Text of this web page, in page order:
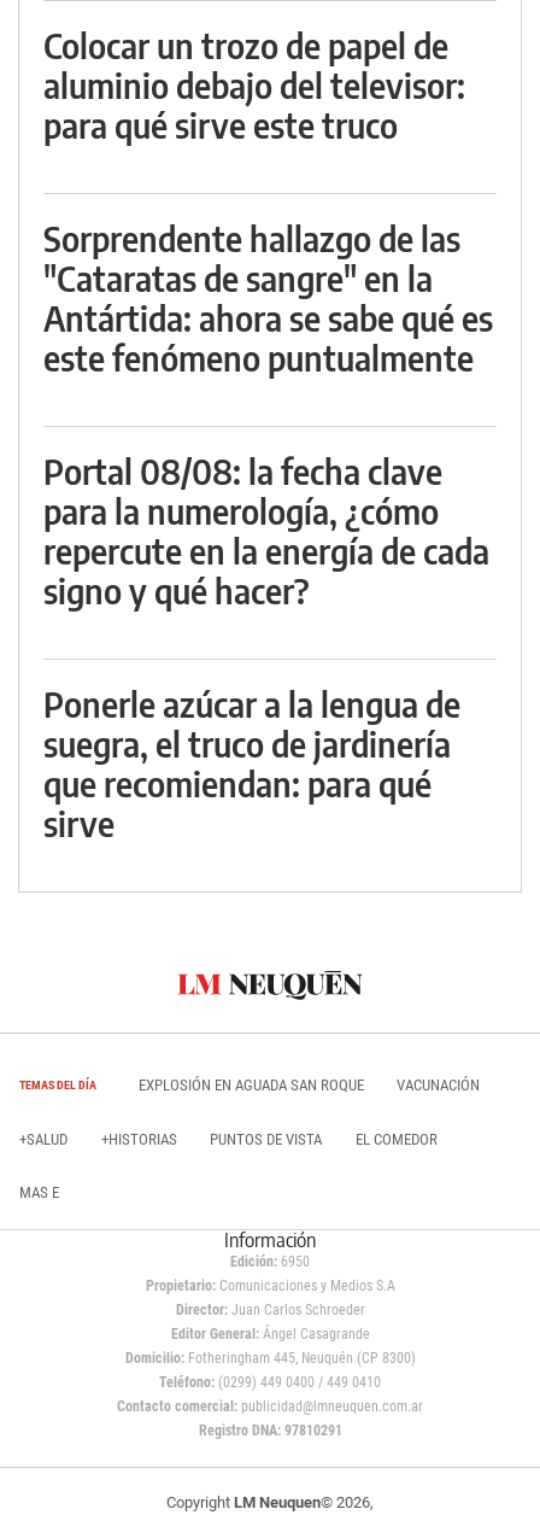
Colocar un trozo de papel de
aluminio debajo del televisor:
para qué sirve este truco
Sorprendente hallazgo de las
"Cataratas de sangre" en la
Antártida: ahora se sabe qué es
este fenómeno puntualmente
Portal 08/08: la fecha clave
para la numerología, ¿cómo
repercute en la energía de cada
signo y qué hacer?
Ponerle azúcar a la lengua de
suegra, el truco de jardinería
que recomiendan: para qué
sirve
TEMAS DEL DÍA EXPLOSIÓN EN AGUADA SAN ROQUE VACUNACIÓN
+SALUD +HISTORIAS PUNTOS DE VISTA EL COMEDOR
MAS E
Información
Edición: 6950
Propietario:Comunicaciones y Medios S.A
Director: Juan Carlos Schroeder
Editor General:Ángel Casagrande
Domicilio:Fotheringham 445, Neuquén (CP 8300)
Teléfono: (0299) 449 0400 / 449 0410
Contacto comercial: publicidad@lmneuquen.com.ar
Registro DNA: 97810291
Copyright LM Neuquen© 2026,